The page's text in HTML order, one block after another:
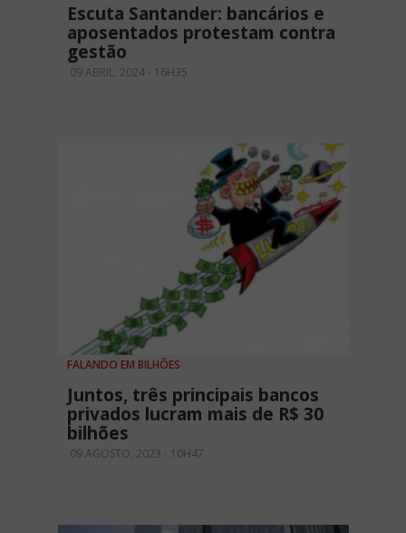
Escuta Santander: bancários e
aposentados protestam contra
gestão
09 ABRIL, 2024 - 16H35
FALANDO EM BILHÕES
Juntos, três principais bancos
privados lucram mais de R$ 30
bilhões
09 AGOSTO, 2023 - 10H47